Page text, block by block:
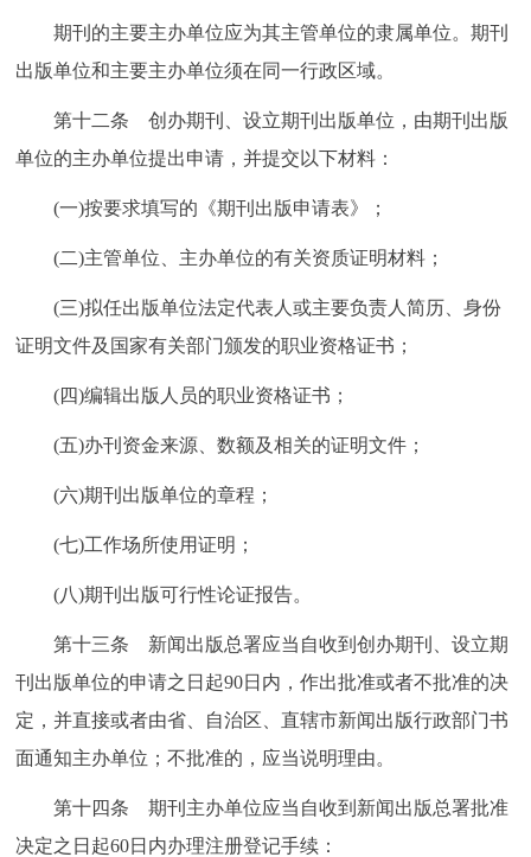
期刊的主要主办单位应为其主管单位的隶属单位。期刊
出版单位和主要主办单位须在同一行政区域。
第十二条 创办期刊、设立期刊出版单位，由期刊出版
单位的主办单位提出申请，并提交以下材料：
(一)按要求填写的《期刊出版申请表》；
(二)主管单位、主办单位的有关资质证明材料；
(三)拟任出版单位法定代表人或主要负责人简历、身份
证明文件及国家有关部门颁发的职业资格证书；
(四)编辑出版人员的职业资格证书；
(五)办刊资金来源、数额及相关的证明文件；
(六)期刊出版单位的章程；
(七)工作场所使用证明；
(八)期刊出版可行性论证报告。
第十三条 新闻出版总署应当自收到创办期刊、设立期
刊出版单位的申请之日起90日内，作出批准或者不批准的决
定，并直接或者由省、自治区、直辖市新闻出版行政部门书
面通知主办单位；不批准的，应当说明理由。
第十四条 期刊主办单位应当自收到新闻出版总署批准
决定之日起60日内办理注册登记手续：